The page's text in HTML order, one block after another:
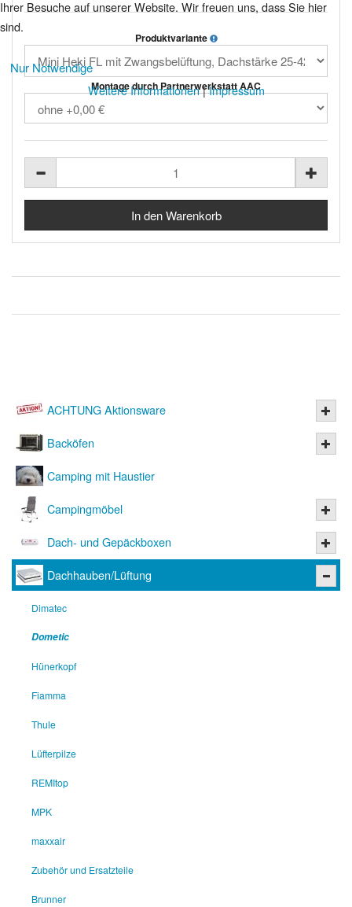
Produktvariante
Montage durch Partnerwerkstatt AAC
ACHTUNG Aktionsware
Backöfen
Camping mit Haustier
Campingmöbel
Dach- und Gepäckboxen
Dachhauben/Lüftung
Dimatec
Dometic
Hünerkopf
Fiamma
Thule
Lüfterpilze
REMItop
MPK
maxxair
Zubehör und Ersatzteile
Brunner
Ihrer Besuche auf unserer Website. Wir freuen uns, dass Sie hier
sind.
Nur Notwendige
Weitere Informationen|Impressum